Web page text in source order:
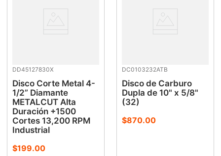
DD45127830X
Disco Corte Metal 4-
1/2” Diamante
METALCUT Alta
Duración +1500
Cortes 13,200 RPM
Industrial
$199.00
DC0103232ATB
Disco de Carburo
Dupla de 10" x 5/8"
(32)
$870.00